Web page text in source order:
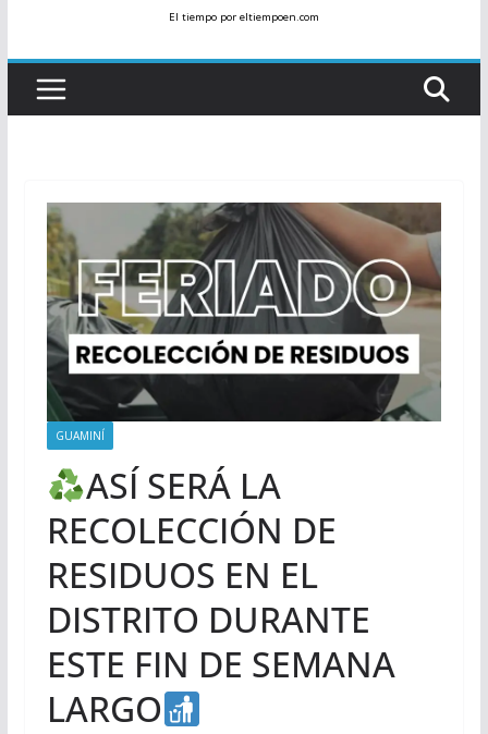
El tiempopor eltiempoen.com
GUAMINÍ
ASÍ SERÁ LA
RECOLECCIÓN DE
RESIDUOS EN EL
DISTRITO DURANTE
ESTE FIN DE SEMANA
LARGO